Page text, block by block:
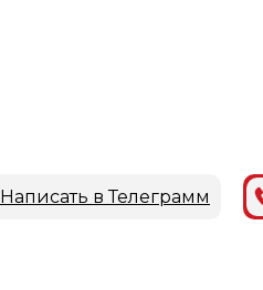
Написать в Телеграмм